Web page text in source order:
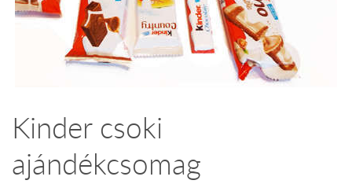
Kinder csoki
ajándékcsomag